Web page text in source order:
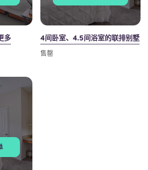
多 4间卧室、4.5间浴室的联排别墅
售罄